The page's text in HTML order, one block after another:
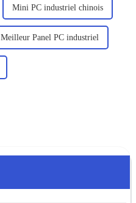
Mini PC industriel chinois
Meilleur Panel PC industriel